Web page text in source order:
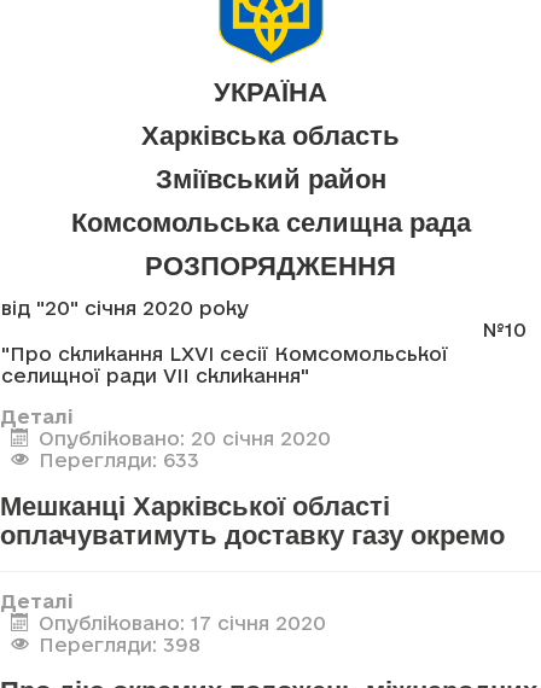
УКРАЇНА
Харківська область
Зміївський район
Комсомольська селищна рада
РОЗПОРЯДЖЕННЯ
від "20" січня 2020 року
№10
"Про скликання LXVI сесії Комсомольської
селищної ради VII скликання"
Деталі
Опубліковано: 20 січня 2020
Перегляди: 633
Мешканці Харківської області
оплачуватимуть доставку газу окремо
Деталі
Опубліковано: 17 січня 2020
Перегляди: 398